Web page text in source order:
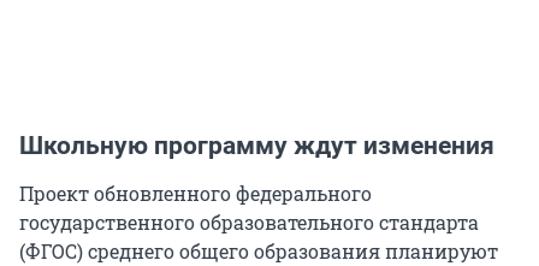
Школьную программу ждут изменения
Проект обновленного федерального
государственного образовательного стандарта
(ФГОС) среднего общего образования планируют